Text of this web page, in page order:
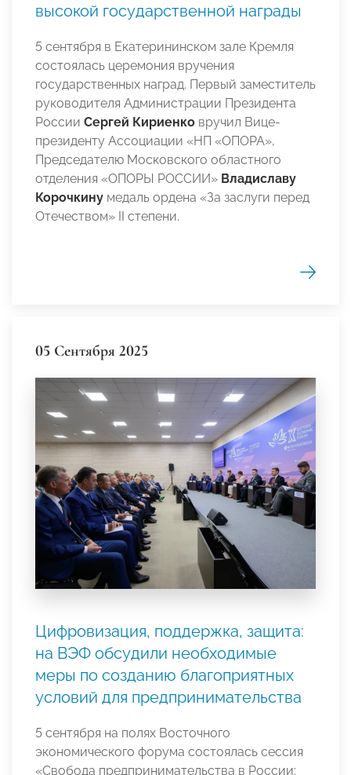
высокой государственной награды
5 сентября в Екатерининском зале Кремля
состоялась церемония вручения
государственных наград. Первый заместитель
руководителя Администрации Президента
России Сергей Кириенко вручил Вице-
президенту Ассоциации «НП «ОПОРА»,
Председателю Московского областного
отделения «ОПОРЫ РОССИИ» Владиславу
Корочкину медаль ордена «За заслуги перед
Отечеством» II степени.
05 Сентября 2025
Цифровизация, поддержка, защита:
на ВЭФ обсудили необходимые
меры по созданию благоприятных
условий для предпринимательства
5 сентября на полях Восточного
экономического форума состоялась сессия
«Свобода предпринимательства в России: